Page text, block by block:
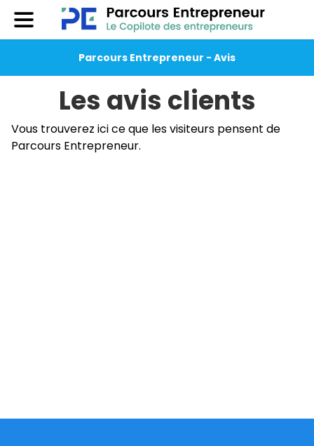
Parcours Entrepreneur - Avis
Les avis clients
Vous trouverez ici ce que les visiteurs pensent de
Parcours Entrepreneur.